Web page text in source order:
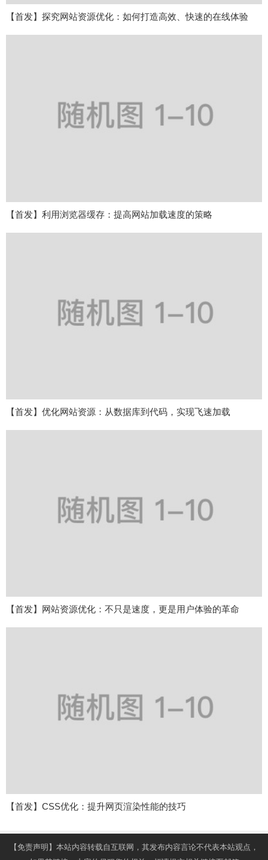
【首发】探究网站资源优化：如何打造高效、快速的在线体验
【首发】利用浏览器缓存：提高网站加载速度的策略
【首发】优化网站资源：从数据库到代码，实现飞速加载
【首发】网站资源优化：不只是速度，更是用户体验的革命
【首发】CSS优化：提升网页渲染性能的技巧
【免责声明】本站内容转载自互联网，其发布内容言论不代表本站观点，